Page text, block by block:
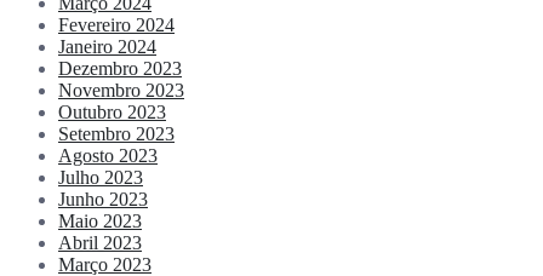
Fevereiro 2024
Janeiro 2024
Dezembro 2023
Novembro 2023
Outubro 2023
Setembro 2023
Agosto 2023
Julho 2023
Junho 2023
Maio 2023
Abril 2023
Março 2023